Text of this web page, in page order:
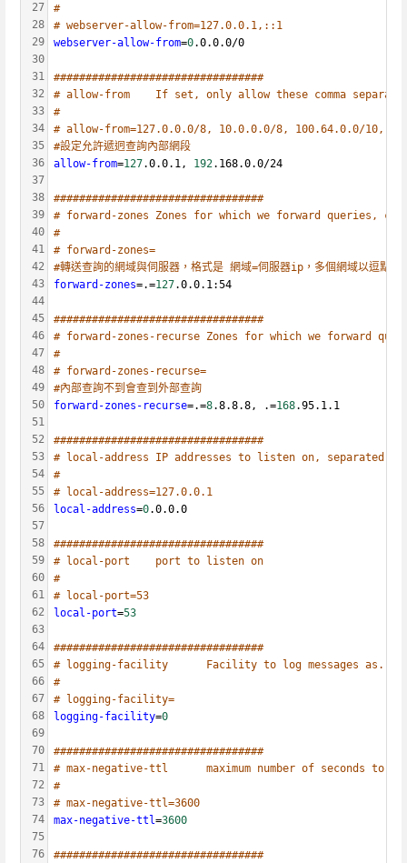
27
28
29
30
31
32
33
34
35
36
37
38
39
40
41
42
43
44
45
46
47
48
49
50
51
52
53
54
55
56
57
58
59
60
61
62
63
64
65
66
67
68
69
70
71
72
73
74
75
76
#
# webserver-allow-from=127.0.0.1,::1
webserver-allow-from=0.0.0.0/0
#################################
# allow-from	If set, only allow these comma
#
# allow-from=127.0.0.0/8, 10.0.0.0/8, 100.64.0.0/10,
#設定允許遞迥查詢內部網段
allow-from=127.0.0.1, 192.168.0.0/24
#################################
# forward-zones	Zones for which we forward queries,
#
# forward-zones=
#轉送查詢的網域與伺服器，格式是 網域=伺服器ip，多個網域以逗點分
forward-zones=.=127.0.0.1:54
#################################
# forward-zones-recurse Zones for which we forward
#
# forward-zones-recurse=
#內部查詢不到會查到外部查詢
forward-zones-recurse=.=8.8.8.8, .=168.95.1.1
#################################
# local-address	IP addresses to listen on, separated by
#
# local-address=127.0.0.1
local-address=0.0.0.0
#################################
# local-port	port to listen on
#
# local-port=53
local-port=53
#################################
# logging-facility      Facility to log messages as. 0
#
# logging-facility=
logging-facility=0
#################################
# max-negative-ttl      maximum number of seconds to
#
# max-negative-ttl=3600
max-negative-ttl=3600
#################################